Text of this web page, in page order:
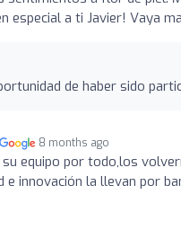
especial a ti Javier! Vaya
de haber sido
8 months ago
su equipo por todo,los
innovación la llevan por